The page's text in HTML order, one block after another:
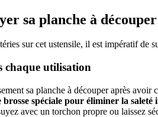
sa planche à
sur cet ustensile, il est impératif de
chaque utilisation
sa planche à découper après avoir
brosse spéciale pour éliminer la saleté
avec un torchon propre ou laissez